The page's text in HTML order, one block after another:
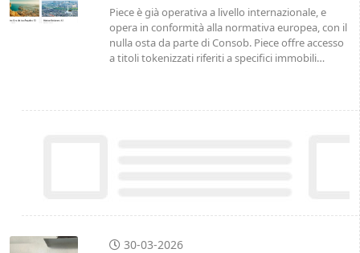
Piece è già operativa a livello internazionale, e
opera in conformità alla normativa europea, con il
nulla osta da parte di Consob. Piece offre accesso
a titoli tokenizzati riferiti a specifici immobili…
30-03-2026